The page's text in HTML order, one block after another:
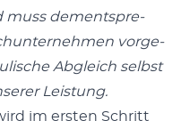
muss dem­entspre­
vor­ge­
Abgleich selbst
Leistung.
im ers­ten Schritt